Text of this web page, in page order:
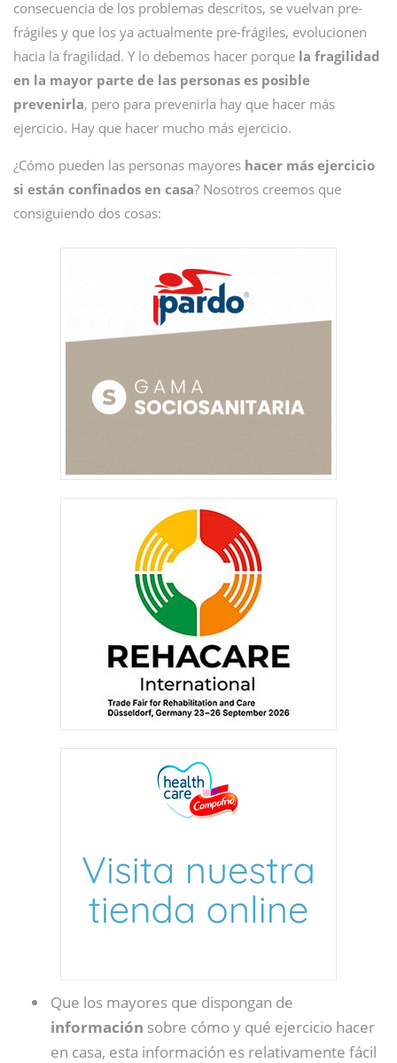
consecuencia de los problemas descritos, se vuelvan pre-
frágiles y que los ya actualmente pre-frágiles, evolucionen
hacia la fragilidad. Y lo debemos hacer porque la fragilidad
en la mayor parte de las personas es posible
prevenirla, pero para prevenirla hay que hacer más
ejercicio. Hay que hacer mucho más ejercicio.
¿Cómo pueden las personas mayores hacer más ejercicio
si están confinados en casa? Nosotros creemos que
consiguiendo dos cosas:
Que los mayores que dispongan de
información sobre cómo y qué ejercicio hacer
en casa, esta información es relativamente fácil